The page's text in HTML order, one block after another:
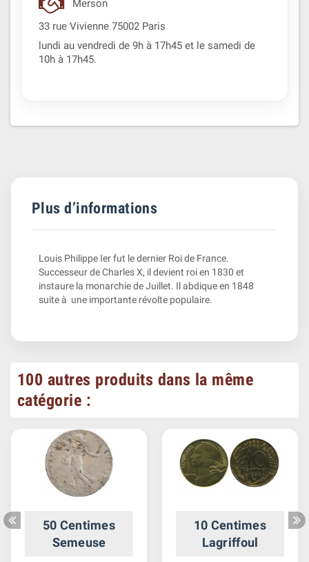
Merson
33 rue Vivienne 75002 Paris
lundi au vendredi de 9h à 17h45 et le samedi de
10h à 17h45.
Plus d’informations
Louis Philippe Ier fut le dernier Roi de France.
Successeur de Charles X, il devient roi en 1830 et
instaure la monarchie de Juillet. Il abdique en 1848
suite à une importante révolte populaire.
100 autres produits dans la même
catégorie :
50 Centimes
Semeuse
10 Centimes
Lagriffoul